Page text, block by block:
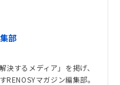
部
決するメディア」を掲げ、
マガジン編集部。